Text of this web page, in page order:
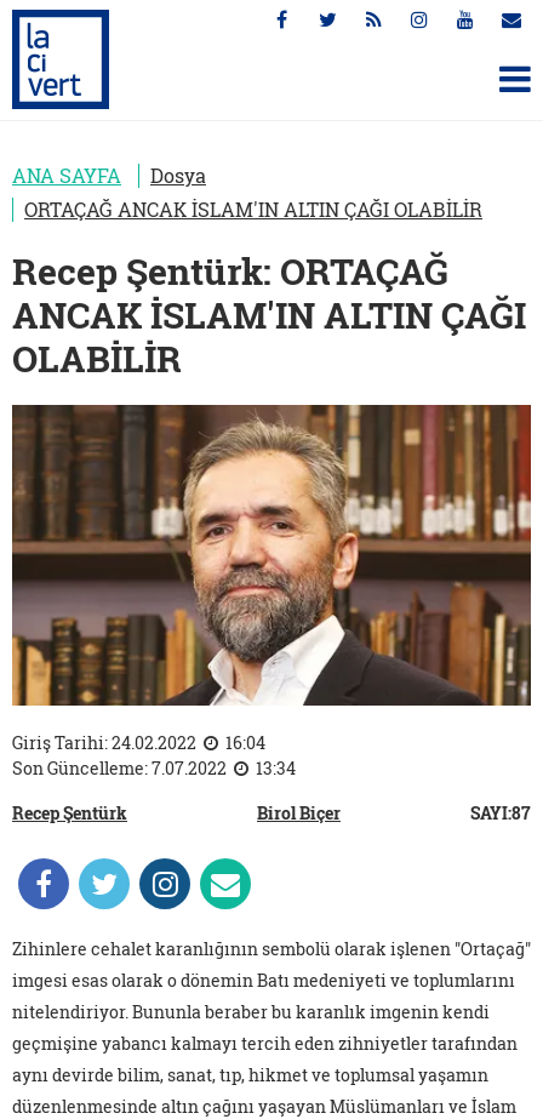
ANA SAYFA
Dosya
ORTAÇAĞ ANCAK İSLAM'IN ALTIN ÇAĞI OLABİLİR
Recep Şentürk: ORTAÇAĞ
ANCAK İSLAM'IN ALTIN ÇAĞI
OLABİLİR
Giriş Tarihi: 24.02.2022
16:04
Son Güncelleme: 7.07.2022
13:34
Recep Şentürk
Birol Biçer SAYI:87
Zihinlere cehalet karanlığının sembolü olarak işlenen "Ortaçağ"
imgesi esas olarak o dönemin Batı medeniyeti ve toplumlarını
nitelendiriyor. Bununla beraber bu karanlık imgenin kendi
geçmişine yabancı kalmayı tercih eden zihniyetler tarafından
aynı devirde bilim, sanat, tıp, hikmet ve toplumsal yaşamın
düzenlenmesinde altın çağını yaşayan Müslümanları ve İslam